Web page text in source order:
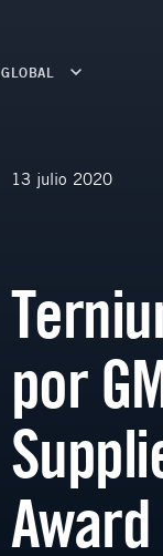
GLOBAL
13 julio 2020
por